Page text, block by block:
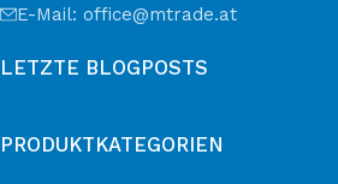
E-Mail: office@mtrade.at
LETZTE BLOGPOSTS
PRODUKTKATEGORIEN